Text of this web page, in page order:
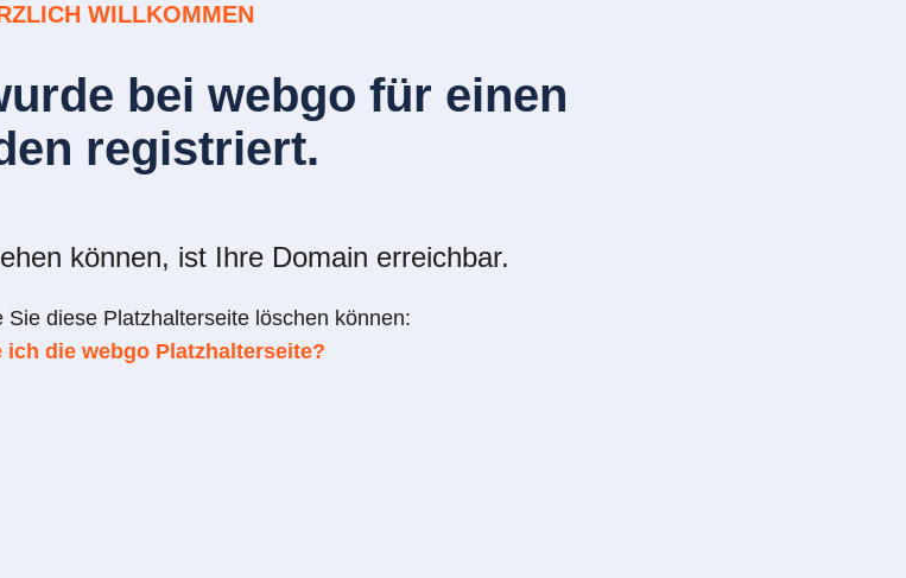
WILLKOMMEN
bei webgo für einen
registriert.
können, ist Ihre Domain erreichbar.
Sie diese Platzhalterseite löschen können:
ich die webgo Platzhalterseite?